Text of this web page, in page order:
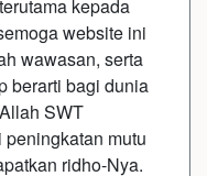
kepada
website ini
wawasan, serta
berarti bagi dunia
SWT
mutu
ridho-Nya.